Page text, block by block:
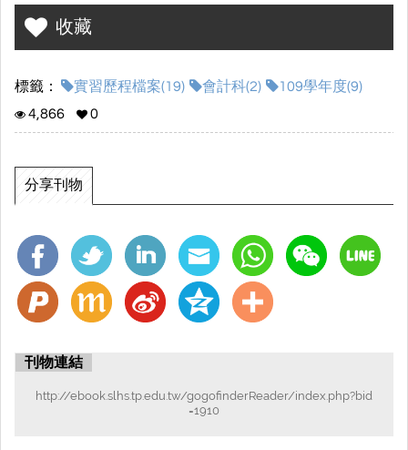
收藏
標籤： 實習歷程檔案(19) 會計科(2)
109學年度(9)
4,866
0
分享刊物
刊物連結
http://ebook.slhs.tp.edu.tw/gogofinderReader/index.php?bid
=1910